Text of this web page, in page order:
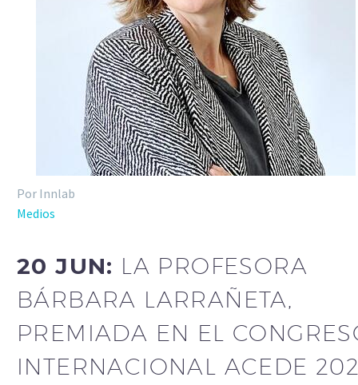
Por Innlab
Medios
20 JUN: LA PROFESORA
BÁRBARA LARRAÑETA,
PREMIADA EN EL
INTERNACIONAL ACEDE